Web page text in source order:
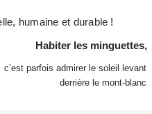
humaine et durable !
Habiter les minguettes,
c’est parfois admirer le soleil levant
derrière le mont-blanc